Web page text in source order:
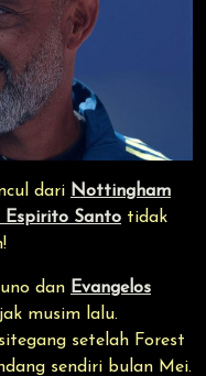
dari Nottingham
Espirito Santo tidak
dan Evangelos
musim lalu.
setelah Forest
sendiri bulan Mei.